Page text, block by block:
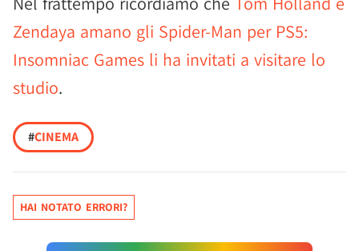
Zendaya amano gli Spider-Man per PS5:
Insomniac Games li ha invitati a visitare lo
studio.
#CINEMA
HAI NOTATO ERRORI?